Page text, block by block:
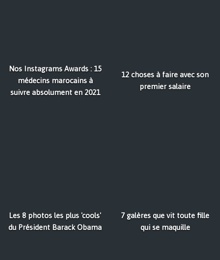
Nos Instagrams Awards : 15
médecins marocains à
suivre absolument en 2021
12 choses à faire avec son
premier salaire
Les 8 photos les plus 'cools'
du Président Barack Obama
7 galères que vit toute fille
qui se maquille